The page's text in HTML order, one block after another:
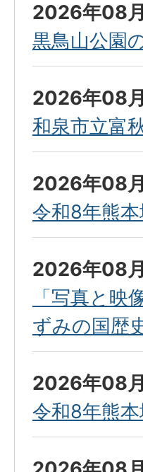
2026年08
黒鳥山公園
2026年08
和泉市立富
2026年08
令和8年熊
2026年08
「写真と
ずみの国歴
2026年08
令和8年熊